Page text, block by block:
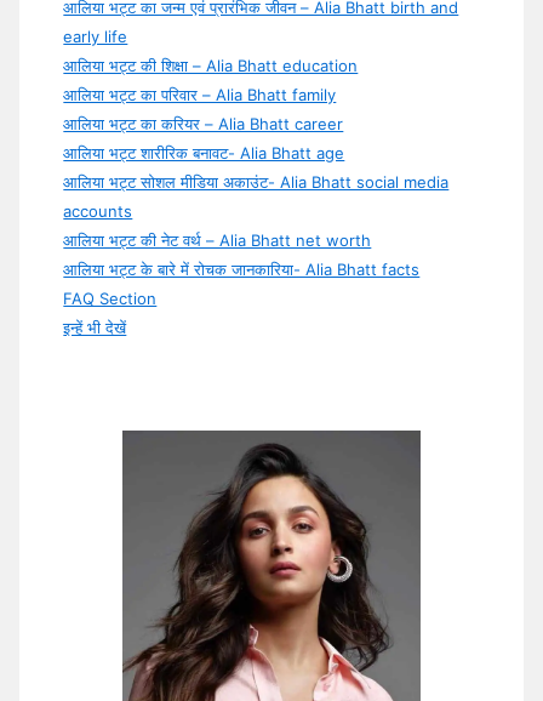
आलिया भट्ट का जन्म एवं प्रारंभिक जीवन – Alia Bhatt birth and
early life
आलिया भट्ट की शिक्षा – Alia Bhatt education
आलिया भट्ट का परिवार – Alia Bhatt family
आलिया भट्ट का करियर – Alia Bhatt career
आलिया भट्ट शारीरिक बनावट- Alia Bhatt age
आलिया भट्ट सोशल मीडिया अकाउंट- Alia Bhatt social media
accounts
आलिया भट्ट की नेट वर्थ – Alia Bhatt net worth
आलिया भट्ट के बारे में रोचक जानकारिया- Alia Bhatt facts
FAQ Section
इन्हें भी देखें